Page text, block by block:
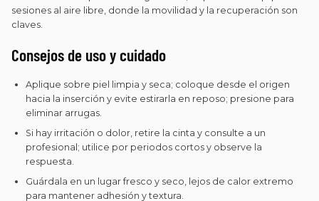
sesiones al aire libre, donde la movilidad y la recuperación son
claves.
Consejos de uso y cuidado
Aplique sobre piel limpia y seca; coloque desde el origen
hacia la inserción y evite estirarla en reposo; presione para
eliminar arrugas.
Si hay irritación o dolor, retire la cinta y consulte a un
profesional; utilice por periodos cortos y observe la
respuesta.
Guárdala en un lugar fresco y seco, lejos de calor extremo
para mantener adhesión y textura.